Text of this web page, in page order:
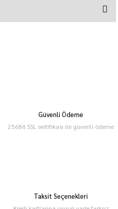
Güvenli Ödeme
256Bit SSL sertifikası ile güvenli ödeme
Taksit Seçenekleri